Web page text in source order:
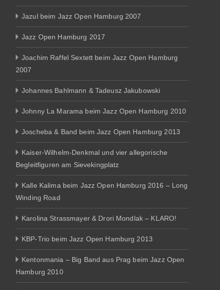
Jazul beim Jazz Open Hamburg 2007
Jazz Open Hamburg 2017
Joachim Raffel Sextett beim Jazz Open Hamburg
2007
Johannes Bahlmann & Tadeusz Jakubowski
Johnny La Marama beim Jazz Open Hamburg 2010
Joscheba & Band beim Jazz Open Hamburg 2013
Kaiser-Wilhelm-Denkmal und vier allegorische
Begleitfiguren am Sievekingplatz
Kalle Kalima beim Jazz Open Hamburg 2016 – Long
Winding Road
Karolina Strassmayer & Drori Mondlak – KLARO!
KBP-Trio beim Jazz Open Hamburg 2013
Kentonmania – Big Band aus Prag beim Jazz Open
Hamburg 2010